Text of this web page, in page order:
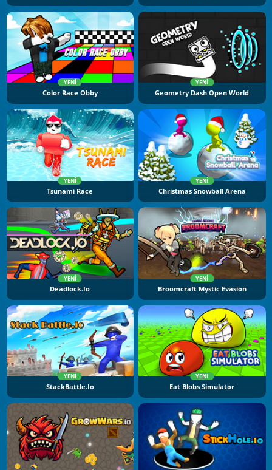
YENI
Color Race Obby
YENI
Geometry Dash Open World
YENI
Tsunami Race
YENI
Christmas Snowball Arena
YENI
Deadlock.io
YENI
Broomcraft Mystic Evasion
YENI
StackBattle.io
YENI
Eat Blobs Simulator